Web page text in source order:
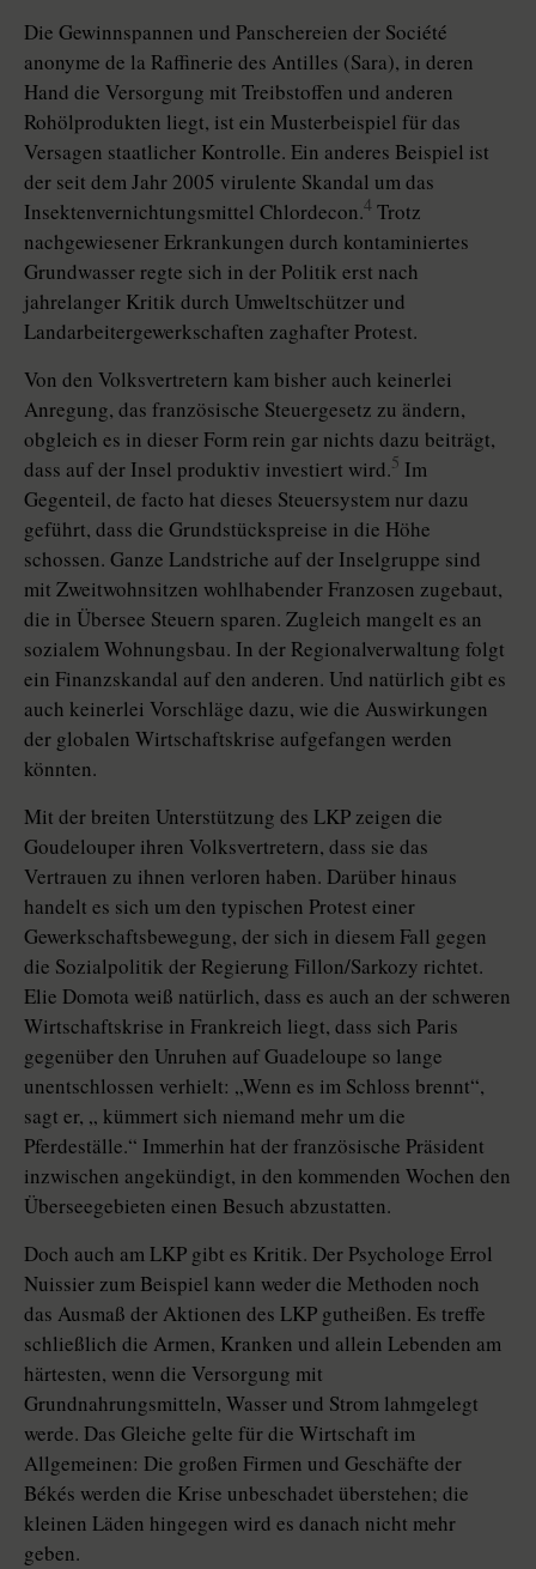
Die Gewinnspannen und Panschereien der Société
anonyme de la Raffinerie des Antilles (Sara), in deren
Hand die Versorgung mit Treibstoffen und anderen
Rohölprodukten liegt, ist ein Musterbeispiel für das
Versagen staatlicher Kontrolle. Ein anderes Beispiel ist
der seit dem Jahr 2005 virulente Skandal um das
Insektenvernichtungsmittel Chlordecon.4 Trotz
nachgewiesener Erkrankungen durch kontaminiertes
Grundwasser regte sich in der Politik erst nach
jahrelanger Kritik durch Umweltschützer und
Landarbeitergewerkschaften zaghafter Protest.
Von den Volksvertretern kam bisher auch keinerlei
Anregung, das französische Steuergesetz zu ändern,
obgleich es in dieser Form rein gar nichts dazu beiträgt,
dass auf der Insel produktiv investiert wird.5 Im
Gegenteil, de facto hat dieses Steuersystem nur dazu
geführt, dass die Grundstückspreise in die Höhe
schossen. Ganze Landstriche auf der Inselgruppe sind
mit Zweitwohnsitzen wohlhabender Franzosen zugebaut,
die in Übersee Steuern sparen. Zugleich mangelt es an
sozialem Wohnungsbau. In der Regionalverwaltung folgt
ein Finanzskandal auf den anderen. Und natürlich gibt es
auch keinerlei Vorschläge dazu, wie die Auswirkungen
der globalen Wirtschaftskrise aufgefangen werden
könnten.
Mit der breiten Unterstützung des LKP zeigen die
Goudelouper ihren Volksvertretern, dass sie das
Vertrauen zu ihnen verloren haben. Darüber hinaus
handelt es sich um den typischen Protest einer
Gewerkschaftsbewegung, der sich in diesem Fall gegen
die Sozialpolitik der Regierung Fillon/Sarkozy richtet.
Elie Domota weiß natürlich, dass es auch an der schweren
Wirtschaftskrise in Frankreich liegt, dass sich Paris
gegenüber den Unruhen auf Guadeloupe so lange
unentschlossen verhielt: „Wenn es im Schloss brennt“,
sagt er, „ kümmert sich niemand mehr um die
Pferdeställe.“ Immerhin hat der französische Präsident
inzwischen angekündigt, in den kommenden Wochen den
Überseegebieten einen Besuch abzustatten.
Doch auch am LKP gibt es Kritik. Der Psychologe Errol
Nuissier zum Beispiel kann weder die Methoden noch
das Ausmaß der Aktionen des LKP gutheißen. Es treffe
schließlich die Armen, Kranken und allein Lebenden am
härtesten, wenn die Versorgung mit
Grundnahrungsmitteln, Wasser und Strom lahmgelegt
werde. Das Gleiche gelte für die Wirtschaft im
Allgemeinen: Die großen Firmen und Geschäfte der
Békés werden die Krise unbeschadet überstehen; die
kleinen Läden hingegen wird es danach nicht mehr
geben.